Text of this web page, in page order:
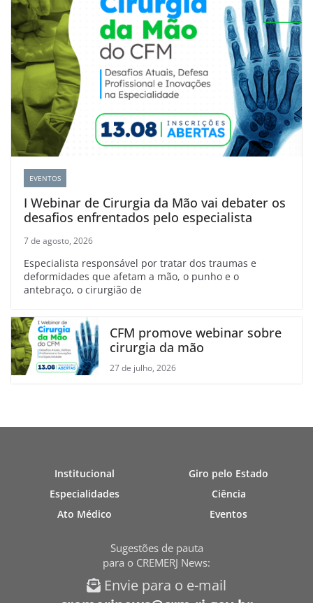
EVENTOS
I Webinar de Cirurgia da Mão vai debater os
desafios enfrentados pelo especialista
7 de agosto, 2026
Especialista responsável por tratar dos traumas e
deformidades que afetam a mão, o punho e o
antebraço, o cirurgião de
CFM promove webinar sobre
cirurgia da mão
27 de julho, 2026
Institucional
Especialidades
Ato Médico
Giro pelo Estado
Ciência
Eventos
Sugestões de pauta
para o CREMERJ News:
Envie para o e-mail